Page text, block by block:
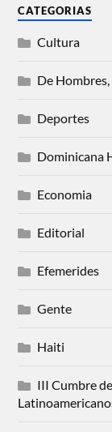
CATEGORIAS
Cultura
De
Deportes
Dominicana
Economia
Editorial
Efemerides
Gente
Haiti
III Cumbre